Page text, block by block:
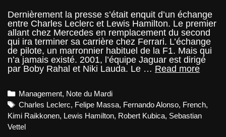
Dernièrement la presse s’était enquit d’un échange
entre Charles Leclerc et Lewis Hamilton. Le premier
allant chez Mercedes en remplacement du second
qui ira terminer sa carrière chez Ferrari. L’échange
de pilote, un marronnier habituel de la F1. Mais qui
n’a jamais existé. 2001, l’équipe Jaguar est dirigé
par Boby Rahal et Niki Lauda. Le … Read moreNote
de
Categories
Management, Note du Mardi
Tags
Charles Leclerc, Felipe Massa, Fernando Alonso, French,
Kimi Raikkonen, Lewis Hamilton, Robert Kubica, Sebastian
Vettel